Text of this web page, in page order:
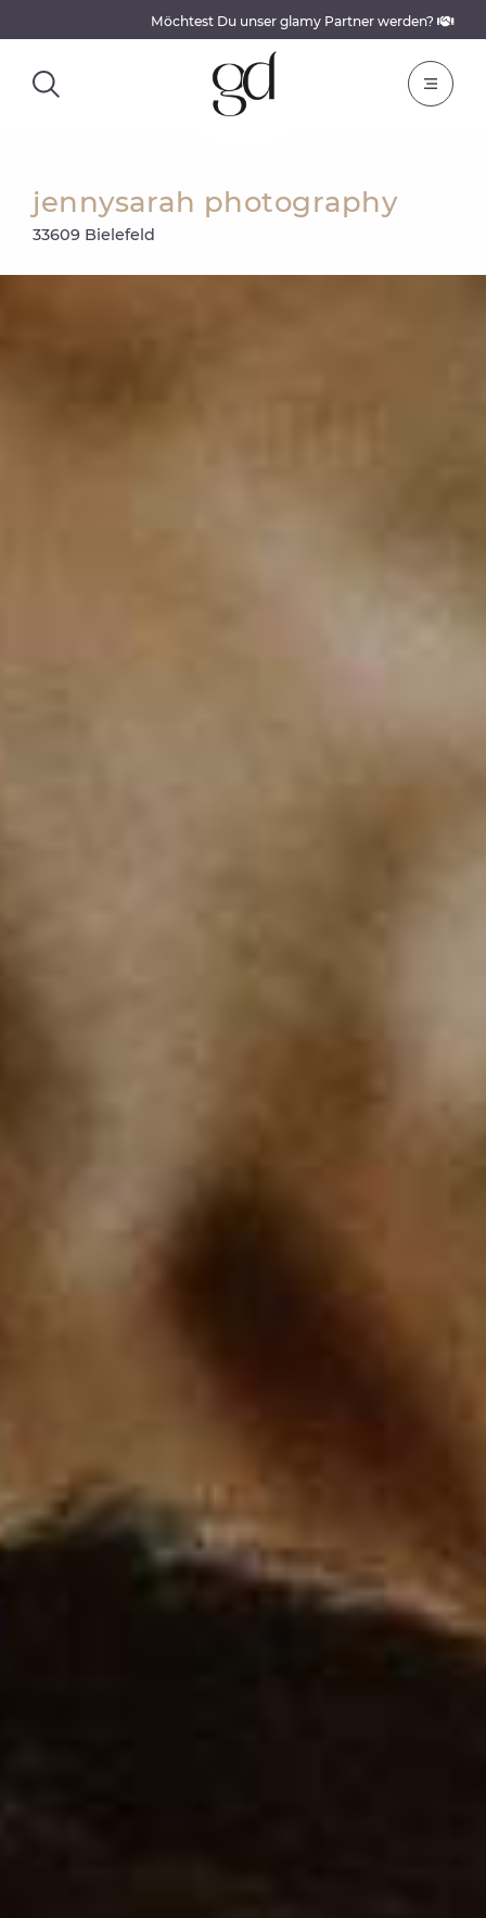
Möchtest Du unser glamy Partner werden?
jennysarah photography
33609 Bielefeld